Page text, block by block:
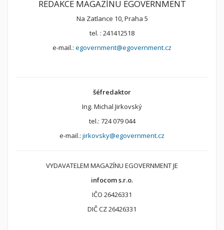
REDAKCE MAGAZÍNU EGOVERNMENT
Na Zatlance 10, Praha 5
tel. : 241412518
e-mail.: egovernment@egovernment.cz
šéfredaktor
Ing. Michal Jirkovský
tel.: 724 079 044
e-mail.: jirkovsky@egovernment.cz
VYDAVATELEM MAGAZÍNU EGOVERNMENT JE
infocom s.r.o.
IČO 26426331
DIČ CZ 26426331